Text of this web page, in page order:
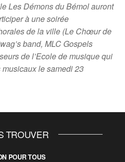
Les Démons du Bémol auront
à une soirée
de la ville (Le Chœur de
band, MLC Gospels
de l’Ecole de musique qui
le samedi 23
TROUVER
POUR TOUS